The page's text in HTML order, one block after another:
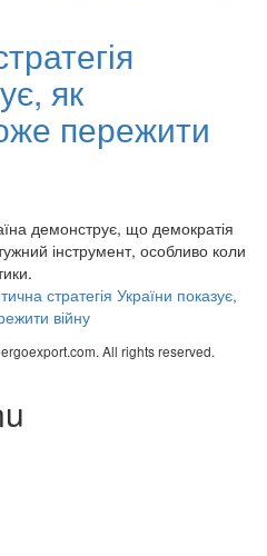
як
пережити
демонструє, що демократія
інструмент, особливо коли
стратегія України показує,
війну
All rights reserved.